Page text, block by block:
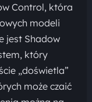
Control, która
modeli
jest Shadow
który
„doświetla”
może czaić